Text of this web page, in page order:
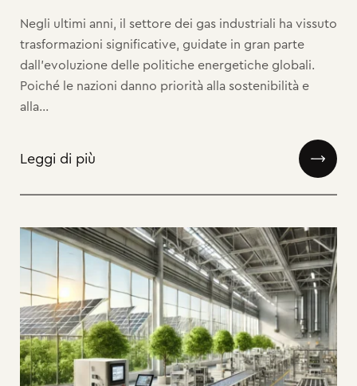
Negli ultimi anni, il settore dei gas industriali ha vissuto
trasformazioni significative, guidate in gran parte
dall'evoluzione delle politiche energetiche globali.
Poiché le nazioni danno priorità alla sostenibilità e
alla...
Leggi di più